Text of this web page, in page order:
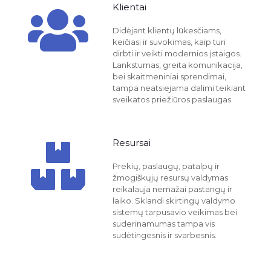
Klientai
Didėjant klientų lūkesčiams,
keičiasi ir suvokimas, kaip turi
dirbti ir veikti modernios įstaigos.
Lankstumas, greita komunikacija,
bei skaitmeniniai sprendimai,
tampa neatsiejama dalimi teikiant
sveikatos priežiūros paslaugas.
Resursai
Prekių, paslaugų, patalpų ir
žmogiškųjų resursų valdymas
reikalauja nemažai pastangų ir
laiko. Sklandi skirtingų valdymo
sistemų tarpusavio veikimas bei
suderinamumas tampa vis
sudėtingesnis ir svarbesnis.